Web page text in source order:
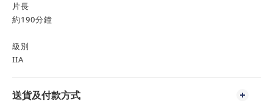
片長
約190分鐘
級別
IIA
送貨及付款方式